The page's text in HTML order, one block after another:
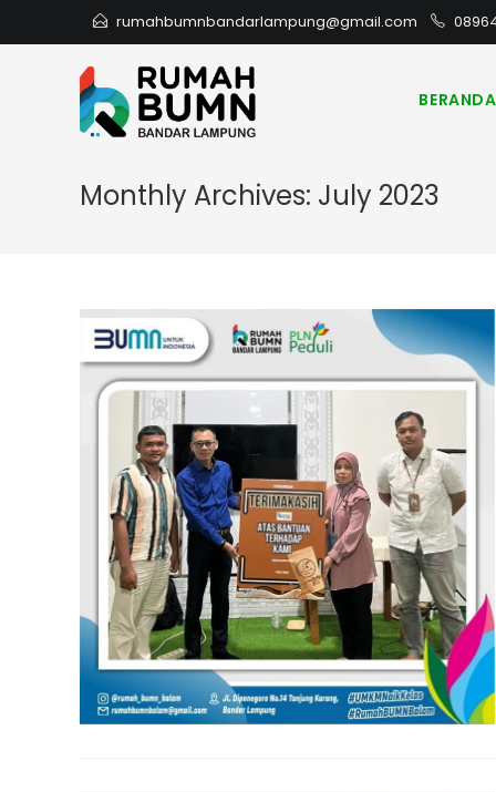
rumahbumnbandarlampung@gmail.com
BERANDA
Monthly Archives: July 2023